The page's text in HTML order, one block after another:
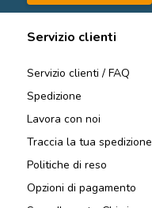
Servizio clienti
Servizio clienti / FAQ
Spedizione
Lavora con noi
Traccia la tua spedizione
Politiche di reso
Opzioni di pagamento